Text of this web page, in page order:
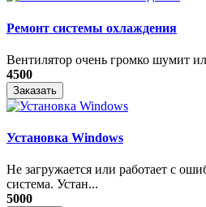
Ремонт системы охлаждения
Вентилятор очень громко шумит
4500
Заказать
Установка Windows
Не загружается или работает с
система. Устан...
5000